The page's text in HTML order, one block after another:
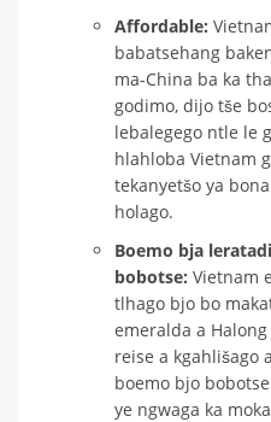
Affordable:
babatsehang
ma-China ba ka
godimo, dijo tše
lebalegego ntle le
hlahloba Vietnam
tekanyetšo ya
holago.
Boemo bja
bobotse: Vietnam
tlhago bjo bo
emeralda a
reise a kgahlišago
boemo bjo
ye ngwaga ka